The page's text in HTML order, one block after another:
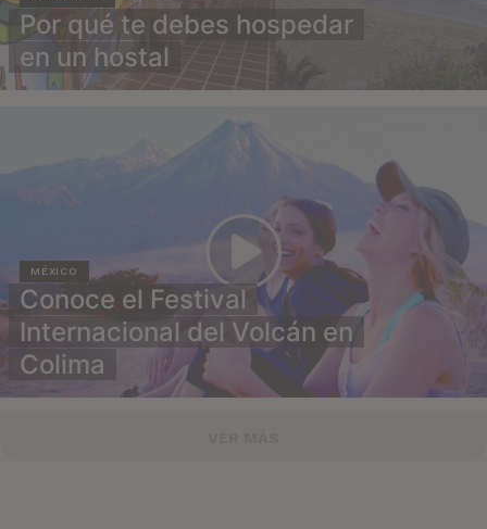
Por qué te debes hospedar
en un hostal
MÉXICO
Conoce el Festival
Internacional del Volcán en
Colima